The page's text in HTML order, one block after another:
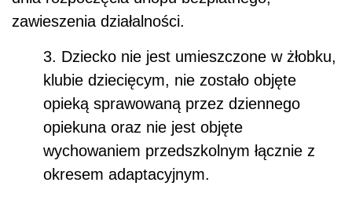
zawieszenia działalności.
3. Dziecko nie jest umieszczone w żłobku,
klubie dziecięcym, nie zostało objęte
opieką sprawowaną przez dziennego
opiekuna oraz nie jest objęte
wychowaniem przedszkolnym łącznie z
okresem adaptacyjnym.